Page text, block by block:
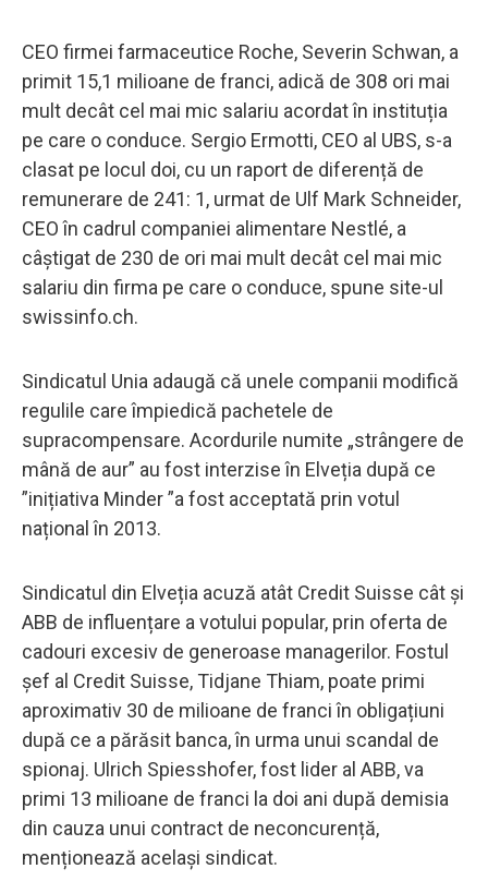
CEO firmei farmaceutice Roche, Severin Schwan, a
primit 15,1 milioane de franci, adică de 308 ori mai
mult decât cel mai mic salariu acordat în instituția
pe care o conduce. Sergio Ermotti, CEO al UBS, s-a
clasat pe locul doi, cu un raport de diferență de
remunerare de 241: 1, urmat de Ulf Mark Schneider,
CEO în cadrul companiei alimentare Nestlé, a
câștigat de 230 de ori mai mult decât cel mai mic
salariu din firma pe care o conduce, spune site-ul
swissinfo.ch.
Sindicatul Unia adaugă că unele companii modifică
regulile care împiedică pachetele de
supracompensare. Acordurile numite „strângere de
mână de aur” au fost interzise în Elveția după ce
”inițiativa Minder ”a fost acceptată prin votul
național în 2013.
Sindicatul din Elveția acuză atât Credit Suisse cât și
ABB de influențare a votului popular, prin oferta de
cadouri excesiv de generoase managerilor. Fostul
șef al Credit Suisse, Tidjane Thiam, poate primi
aproximativ 30 de milioane de franci în obligațiuni
după ce a părăsit banca, în urma unui scandal de
spionaj. Ulrich Spiesshofer, fost lider al ABB, va
primi 13 milioane de franci la doi ani după demisia
din cauza unui contract de neconcurență,
menționează același sindicat.